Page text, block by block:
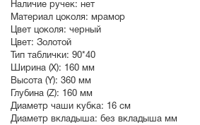
Наличие ручек: нет
Материал цоколя: мрамор
Цвет цоколя: черный
Цвет: Золотой
Тип таблички: 90*40
Ширина (X): 160 мм
Высота (Y): 360 мм
Глубина (Z): 160 мм
Диаметр чаши кубка: 16 см
Диаметр вкладыша: без вкладыша мм